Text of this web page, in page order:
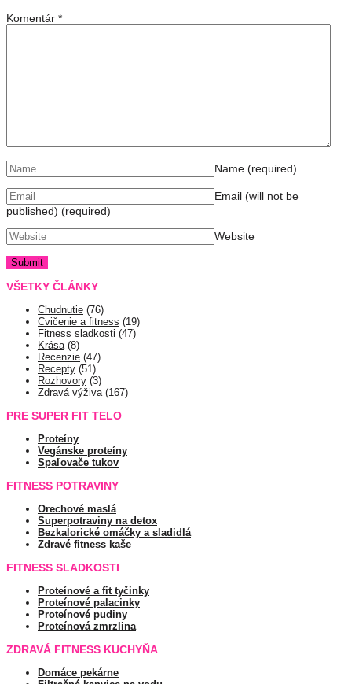
Komentár *
Name (required)
Email (will not be
published) (required)
Website
VŠETKY ČLÁNKY
Chudnutie (76)
Cvičenie a fitness (19)
Fitness sladkosti (47)
Krása(8)
Recenzie (47)
Recepty (51)
Rozhovory (3)
Zdravá výživa(167)
PRE SUPER FIT TELO
Proteíny
Vegánske proteíny
Spaľovače tukov
FITNESS POTRAVINY
Orechové maslá
Superpotraviny na detox
Bezkalorické omáčky a sladidlá
Zdravé fitness kaše
FITNESS SLADKOSTI
Proteínové a fit tyčinky
Proteínové palacinky
Proteínové pudiny
Proteínová zmrzlina
ZDRAVÁ FITNESS KUCHYŇA
Domáce pekárne